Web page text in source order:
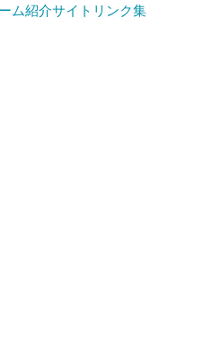
ム紹介サイトリンク集